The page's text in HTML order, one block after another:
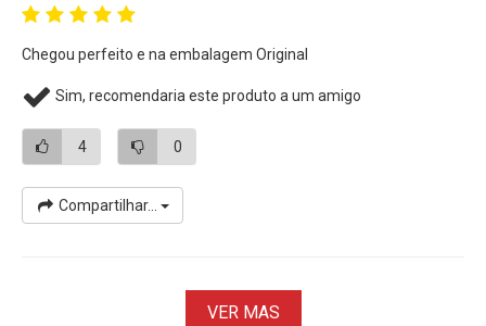
Chegou perfeito e na embalagem Original
Sim, recomendaria este produto a um amigo
4 0
Compartilhar...
VER MAS